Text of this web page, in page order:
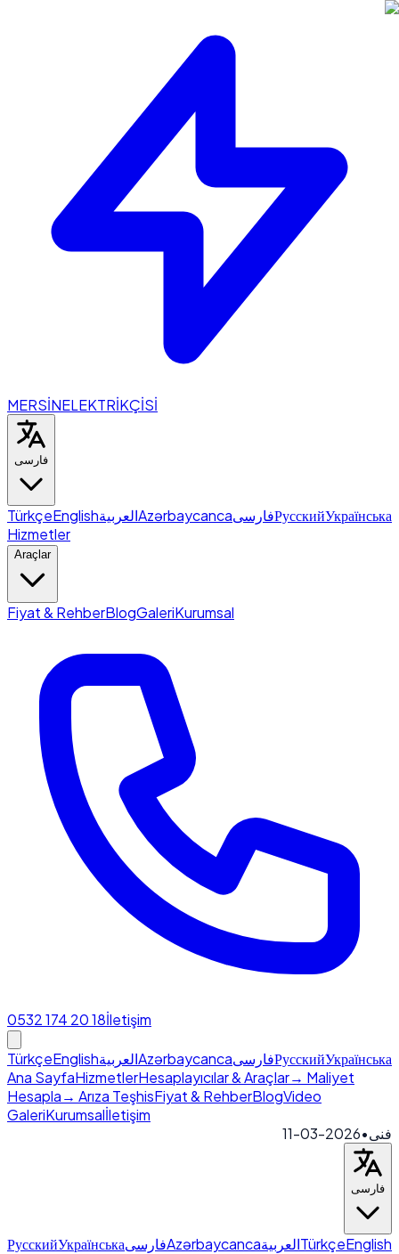
MERSİNELEKTRİKÇİSİ
فارسی
TürkçeEnglishالعربيةAzərbaycancaفارسیРусскийУкраїнська
Hizmetler
Araçlar
Fiyat & RehberBlogGaleriKurumsal
0532 174 20 18İletişim
TürkçeEnglishالعربيةAzərbaycancaفارسیРусскийУкраїнська
Ana SayfaHizmetlerHesaplayıcılar & Araçlar→ Maliyet
Hesapla→ Arıza TeşhisFiyat & RehberBlogVideo
GaleriKurumsalİletişim
فنی•
2026-03-11
فارسی
TürkçeEnglish العربيةAzərbaycancaفارسی РусскийУкраїнська